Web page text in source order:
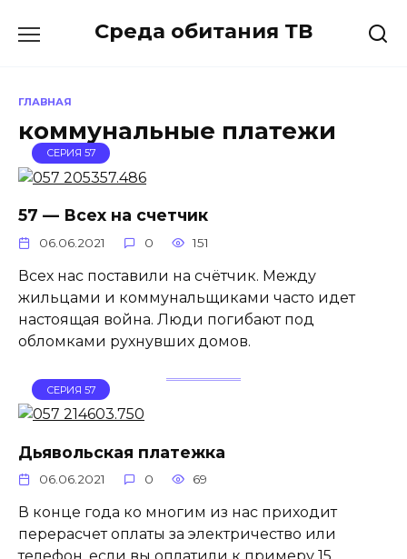
Среда обитания ТВ
ГЛАВНАЯ
коммунальные платежи
СЕРИЯ 57
57 — Всех на счетчик
06.06.2021 0 151
Всех нас поставили на счётчик. Между
жильцами и коммунальщиками часто идет
настоящая война. Люди погибают под
обломками рухнувших домов.
СЕРИЯ 57
Дьявольская платежка
06.06.2021 0 69
В конце года ко многим из нас приходит
перерасчет оплаты за электричество или